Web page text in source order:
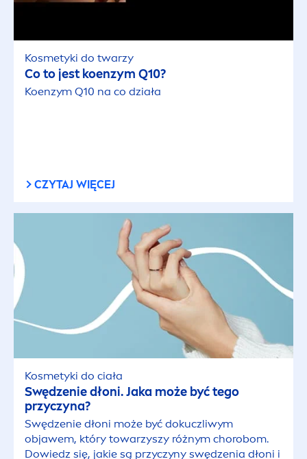
Kosmetyki do twarzy
Co to jest koenzym Q10?
Koenzym Q10 na co działa
CZYTAJ WIĘCEJ
Kosmetyki do ciała
Swędzenie dłoni. Jaka może być tego
przyczyna?
Swędzenie dłoni może być dokuczliwym
objawem, który towarzyszy różnym chorobom.
Dowiedz się, jakie są przyczyny swędzenia dłoni i